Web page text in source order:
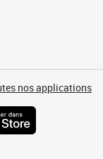
nos applications